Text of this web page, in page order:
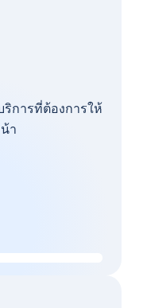
การที่ต้องการให้
า